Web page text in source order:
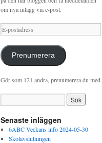
om nya inlägg via e-post.
E-
postadress
Prenumerera
Gör som 121 andra, prenumerera du med.
Senaste inläggen
6ABC Veckans info 2024-05-30
Skolavslutningen